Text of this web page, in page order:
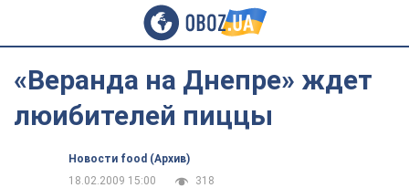
«Веранда на Днепре» ждет
люибителей пиццы
Новости food (Архив)
18.02.2009 15:00
318